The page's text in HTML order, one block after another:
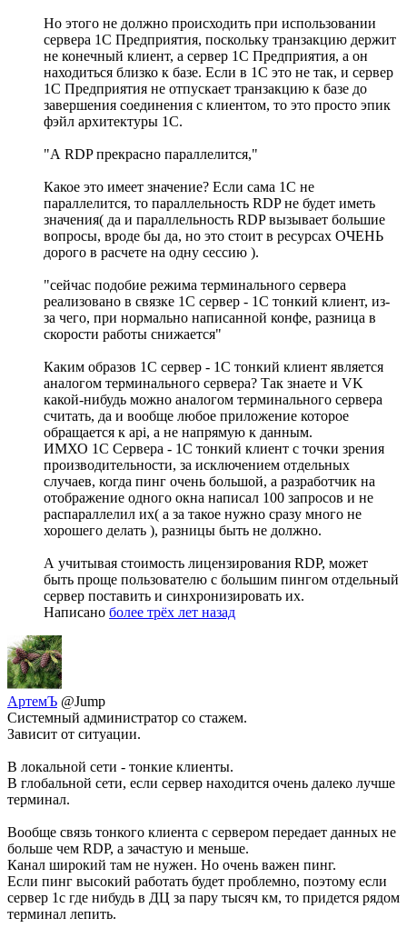
Но этого не должно происходить при использовании
сервера 1С Предприятия, поскольку транзакцию держит
не конечный клиент, а сервер 1С Предприятия, а он
находиться близко к базе. Если в 1С это не так, и сервер
1С Предприятия не отпускает транзакцию к базе до
завершения соединения с клиентом, то это просто эпик
фэйл архитектуры 1С.
"А RDP прекрасно параллелится,"
Какое это имеет значение? Если сама 1С не
параллелится, то параллельность RDP не будет иметь
значения( да и параллельность RDP вызывает большие
вопросы, вроде бы да, но это стоит в ресурсах ОЧЕНЬ
дорого в расчете на одну сессию ).
"сейчас подобие режима терминального сервера
реализовано в связке 1С сервер - 1С тонкий клиент, из-
за чего, при нормально написанной конфе, разница в
скорости работы снижается"
Каким образов 1С сервер - 1С тонкий клиент является
аналогом терминального сервера? Так знаете и VK
какой-нибудь можно аналогом терминального сервера
считать, да и вообще любое приложение которое
обращается к api, а не напрямую к данным.
ИМХО 1С Сервера - 1С тонкий клиент с точки зрения
производительности, за исключением отдельных
случаев, когда пинг очень большой, а разработчик на
отображение одного окна написал 100 запросов и не
распараллелил их( а за такое нужно сразу много не
хорошего делать ), разницы быть не должно.
А учитывая стоимость лицензирования RDP, может
быть проще пользователю с большим пингом отдельный
сервер поставить и синхронизировать их.
Написано более трёх лет назад
АртемЪ @Jump
Системный администратор со стажем.
Зависит от ситуации.
В локальной сети - тонкие клиенты.
В глобальной сети, если сервер находится очень далеко лучше
терминал.
Вообще связь тонкого клиента с сервером передает данных не
больше чем RDP, а зачастую и меньше.
Канал широкий там не нужен. Но очень важен пинг.
Если пинг высокий работать будет проблемно, поэтому если
сервер 1с где нибудь в ДЦ за пару тысяч км, то придется рядом
терминал лепить.